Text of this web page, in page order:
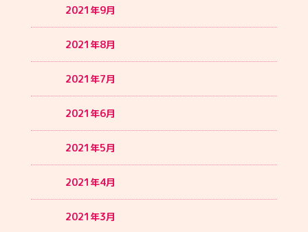
2021年9月
2021年8月
2021年7月
2021年6月
2021年5月
2021年4月
2021年3月